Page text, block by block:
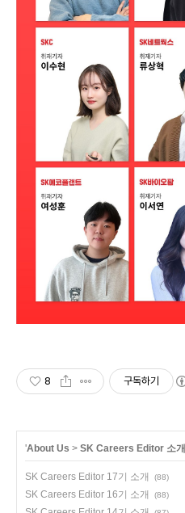
8 구독하기
'About Us > SK Careers Editor 소개
SK Careers Editor 17기 소개 (88)
SK Careers Editor 16기 소개 (88)